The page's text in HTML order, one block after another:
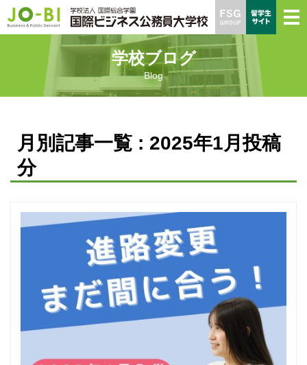
学校ブログ
Blog
月別記事一覧 : 2025年1月投稿
分